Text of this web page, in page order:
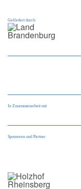
Gefördert durch
In Zusammenarbeit mit
Sponsoren und Partner